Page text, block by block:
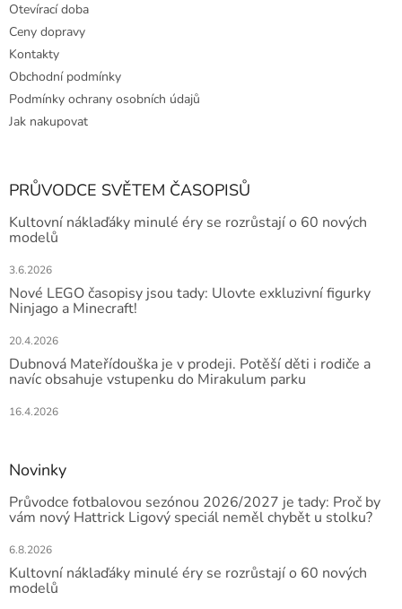
Otevírací doba
Ceny dopravy
Kontakty
Obchodní podmínky
Podmínky ochrany osobních údajů
Jak nakupovat
PRŮVODCE SVĚTEM ČASOPISŮ
Kultovní náklaďáky minulé éry se rozrůstají o 60 nových
modelů
3.6.2026
Nové LEGO časopisy jsou tady: Ulovte exkluzivní figurky
Ninjago a Minecraft!
20.4.2026
Dubnová Mateřídouška je v prodeji. Potěší děti i rodiče a
navíc obsahuje vstupenku do Mirakulum parku
16.4.2026
Novinky
Průvodce fotbalovou sezónou 2026/2027 je tady: Proč by
vám nový Hattrick Ligový speciál neměl chybět u stolku?
6.8.2026
Kultovní náklaďáky minulé éry se rozrůstají o 60 nových
modelů